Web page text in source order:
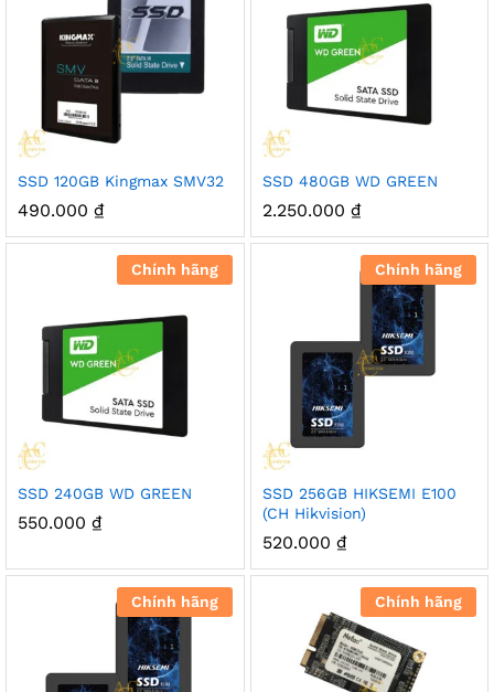
SSD 120GB Kingmax SMV32
490.000 ₫
SSD 480GB WD GREEN
2.250.000 ₫
Chính hãng
SSD 240GB WD GREEN
550.000 ₫
Chính hãng
SSD 256GB HIKSEMI E100
(CH Hikvision)
520.000 ₫
Chính hãng Chính hãng